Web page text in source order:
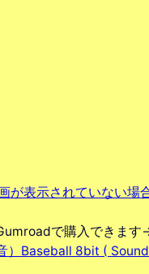
が表示されていない場
で購入できます
）Baseball 8bit (